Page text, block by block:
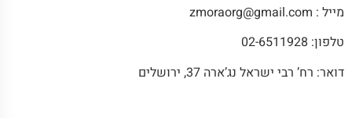
מייל : zmoraorg@gmail.com
טלפון: 02-6511928
דואר: רח’ רבי ישראל נג’ארה 37, ירושלים